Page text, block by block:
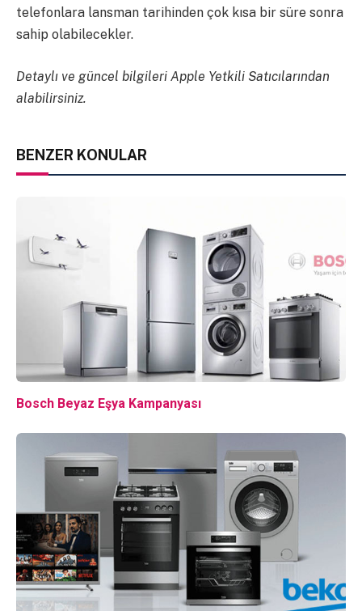
telefonlara lansman tarihinden çok kısa bir süre sonra
sahip olabilecekler.
Detaylı ve güncel bilgileri Apple Yetkili Satıcılarından
alabilirsiniz.
BENZER KONULAR
Bosch Beyaz Eşya Kampanyası